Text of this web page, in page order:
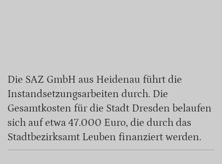
Die SAZ GmbH aus Heidenau führt die
Instandsetzungsarbeiten durch. Die
Gesamtkosten für die Stadt Dresden belaufen
sich auf etwa 47.000 Euro, die durch das
Stadtbezirksamt Leuben finanziert werden.